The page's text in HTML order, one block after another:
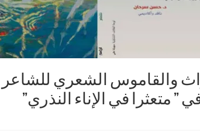
والقاموس الشعري
متعثرا في الإناء النذري”